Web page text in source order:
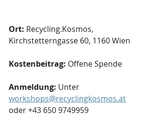
Ort: Recycling.Kosmos,
Kirchstetterngasse 60, 1160 Wien
Kostenbeitrag: Offene Spende
Anmeldung: Unter
workshops@recyclingkosmos.at
oder +43 650 9749959